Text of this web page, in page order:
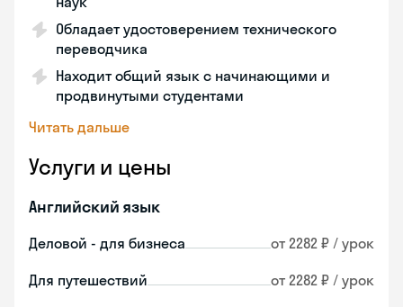
Обладает удостоверением технического
переводчика
Находит общий язык с начинающими и
продвинутыми студентами
Читать дальше
Услуги и цены
Английский язык
Деловой - для бизнеса от 2282 ₽ / урок
Для путешествий от 2282 ₽ / урок